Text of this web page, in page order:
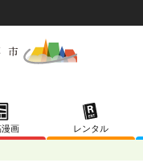
画 レンタル